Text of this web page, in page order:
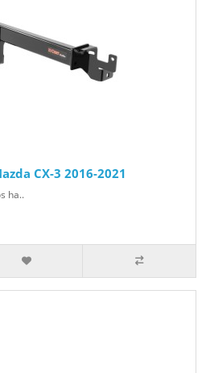
CX-3 2016-2021
ha..